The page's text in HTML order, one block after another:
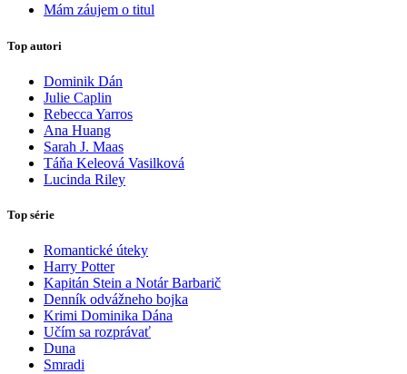
Mám záujem o titul
Top autori
Dominik Dán
Julie Caplin
Rebecca Yarros
Ana Huang
Sarah J. Maas
Táňa Keleová Vasilková
Lucinda Riley
Top série
Romantické úteky
Harry Potter
Kapitán Stein a Notár Barbarič
Denník odvážneho bojka
Krimi Dominika Dána
Učím sa rozprávať
Duna
Smradi